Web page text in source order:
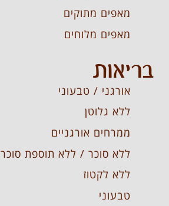
מאפים מתוקים
מאפים מלוחים
בריאות
אורגני / טבעוני
ללא גלוטן
ממרחים אורגניים
ללא סוכר / ללא תוספת סוכר
ללא לקטוז
טבעוני